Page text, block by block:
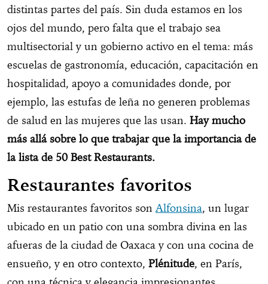
distintas partes del país. Sin duda estamos en los
ojos del mundo, pero falta que el trabajo sea
multisectorial y un gobierno activo en el tema: más
escuelas de gastronomía, educación, capacitación en
hospitalidad, apoyo a comunidades donde, por
ejemplo, las estufas de leña no generen problemas
de salud en las mujeres que las usan. Hay mucho
más allá sobre lo que trabajar que la importancia de
la lista de 50 Best Restaurants.
Restaurantes favoritos
Mis restaurantes favoritos sonAlfonsina, un lugar
ubicado en un patio con una sombra divina en las
afueras de la ciudad de Oaxaca y con una cocina de
ensueño, y en otro contexto, Plénitude, en París,